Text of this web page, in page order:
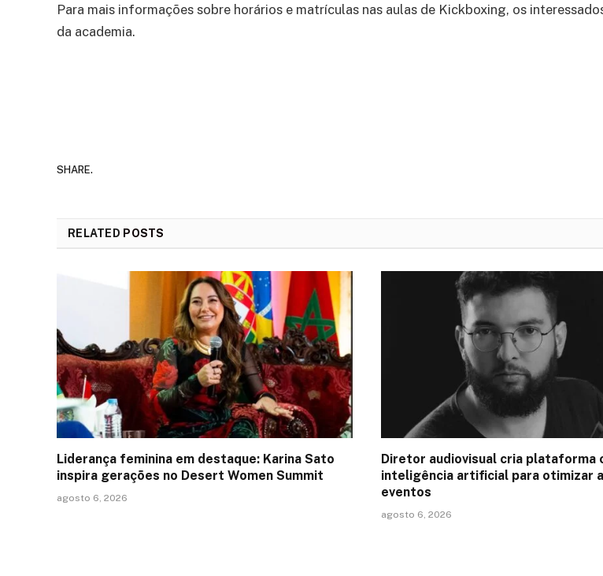
Para mais informações sobre horários e matrículas nas aulas de Kickboxing, os
da academia.
SHARE.
RELATED POSTS
Liderança feminina em destaque: Karina Sato
inspira gerações no Desert Women Summit
agosto 6, 2026
Diretor audiovisual cria plataforma
inteligência artificial para otimizar
eventos
agosto 6, 2026